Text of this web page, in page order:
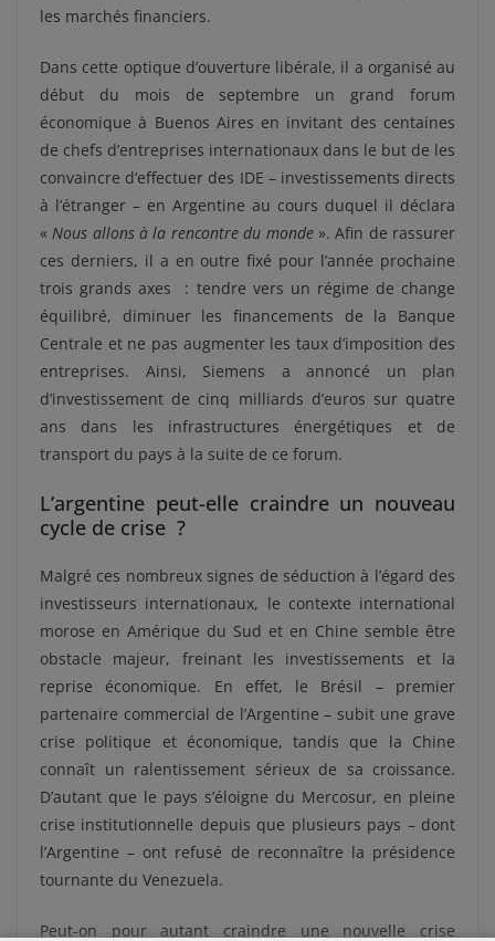
les marchés financiers.
Dans cette optique d’ouverture libérale, il a organisé au
début du mois de septembre un grand forum
économique à Buenos Aires en invitant des centaines
de chefs d’entreprises internationaux dans le but de les
convaincre d’effectuer des IDE – investissements directs
à l’étranger – en Argentine au cours duquel il déclara
«Nous allons à la rencontre du monde». Afin de rassurer
ces derniers, il a en outre fixé pour l’année prochaine
trois grands axes : tendre vers un régime de change
équilibré, diminuer les financements de la Banque
Centrale et ne pas augmenter les taux d’imposition des
entreprises. Ainsi, Siemens a annoncé un plan
d’investissement de cinq milliards d’euros sur quatre
ans dans les infrastructures énergétiques et de
transport du pays à la suite de ce forum.
L’argentine peut-elle craindre un nouveau
cycle de crise ?
Malgré ces nombreux signes de séduction à l’égard des
investisseurs internationaux, le contexte international
morose en Amérique du Sud et en Chine semble être
obstacle majeur, freinant les investissements et la
reprise économique. En effet, le Brésil – premier
partenaire commercial de l’Argentine – subit une grave
crise politique et économique, tandis que la Chine
connaît un ralentissement sérieux de sa croissance.
D’autant que le pays s’éloigne du Mercosur, en pleine
crise institutionnelle depuis que plusieurs pays – dont
l’Argentine – ont refusé de reconnaître la présidence
tournante du Venezuela.
Peut-on pour autant craindre une nouvelle crise